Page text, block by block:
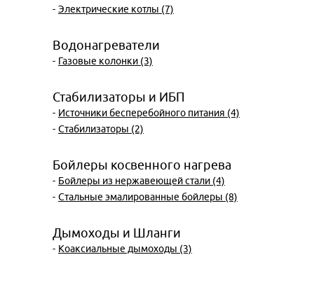
- Электрические котлы (7)
Водонагреватели
- Газовые колонки (3)
Стабилизаторы и ИБП
- Источники бесперебойного питания (4)
- Стабилизаторы (2)
Бойлеры косвенного нагрева
- Бойлеры из нержавеющей стали (4)
- Стальные эмалированные бойлеры (8)
Дымоходы и Шланги
- Коаксиальные дымоходы (3)